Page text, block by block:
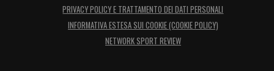
PRIVACY POLICY E TRATTAMENTO DEI DATI PERSONALI
INFORMATIVA ESTESA SUI COOKIE (COOKIE POLICY)
NETWORK SPORT REVIEW